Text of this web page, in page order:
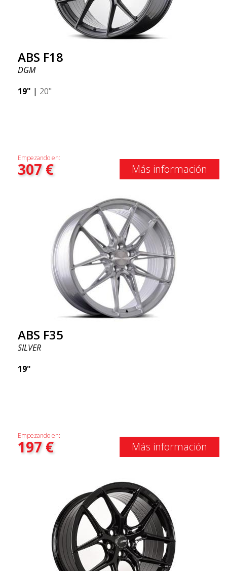
ABS F18
DGM
19" | 20"
Empezando en:
307€ Más información
ABS F35
SILVER
19"
Empezando en:
197€ Más información